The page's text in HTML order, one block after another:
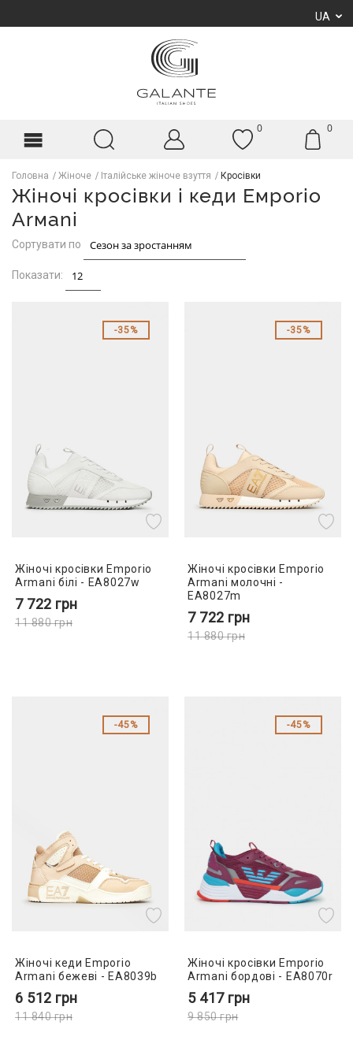
UA
0 0
Головна Жіноче Італійське жіноче взуття Кросівки
Жіночі кросівки і кеди Емpоriо
Аrмаni
Сортувати по
Показати:
35%
Жіночі кросівки Emporio
Armani білі - EA8027w
7 722 грн
11 880грн
35%
Жіночі кросівки Emporio
Armani молочні -
EA8027m
7 722 грн
11 880грн
45%
Жіночі кеди Emporio
Armani бежеві - EA8039b
6 512 грн
11 840грн
45%
Жіночі кросівки Emporio
Armani бордові - EA8070r
5 417 грн
9 850грн